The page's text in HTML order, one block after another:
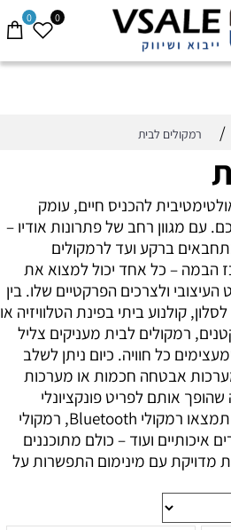
0 0
/ רמקולים לבית
להכניס חיים, עומק
עם מגוון רחב של פתרונות אודיו –
ברקע ועד לרמקולים
הבמה – כל אחד יכול למצוא את
ולצרכים הפרקטיים שלו. בין
קולנוע ביתי בפינת הטלוויזיה או
רמקולים לבית מעניקים צליל
כל חוויה. כיום ניתן לשלב
אבטחה חכמות או מערכות
אותם לפריט פונקציונלי
ומעוצב כאחד. בקטגוריה זו תמצאו רמקולי Bluetooth, רמקולי
איכותיים ועוד – כולם מתוכננים
מדויקת עם מינימום התפשרות על